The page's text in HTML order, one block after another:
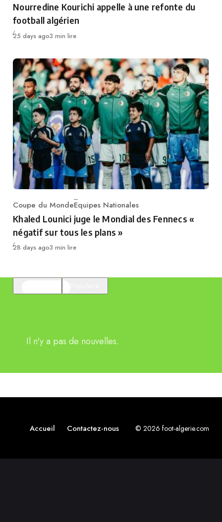
Nourredine Kourichi appelle à une refonte du
football algérien
Publié
25 days ago3 min lire
Category
Coupe du MondeEquipes Nationales
Khaled Lounici juge le Mondial des Fennecs «
négatif sur tous les plans »
Publié
28 days ago3 min lire
Il n'y a pas de nouvelles.
Accueil Contactez-nous © 2026 foot-algerie.com